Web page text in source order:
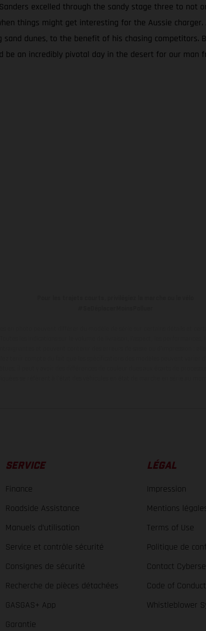
excelled through the sandy stage three to
things might get interesting for the Aussie
dunes, to the benefit of his chasing competitors.
an incredibly pivotal day in the desert for our man
SERVICE
Finance
Roadside Assistance
Manuels d’utilisation
Service et contrôle sécurité
Consignes de sécurité
Recherche de pièces détachées
GASGAS+ App
Garantie
LÉGAL
Impression
Mentions
Terms of Use
Politique de
Contact
Code of Conduct
Whistleblower